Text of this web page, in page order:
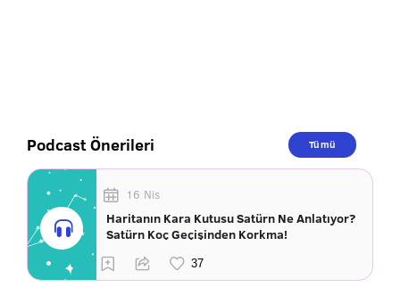
Podcast Önerileri Tümü
16 Nis
Haritanın Kara Kutusu Satürn Ne Anlatıyor?
Satürn Koç Geçişinden Korkma!